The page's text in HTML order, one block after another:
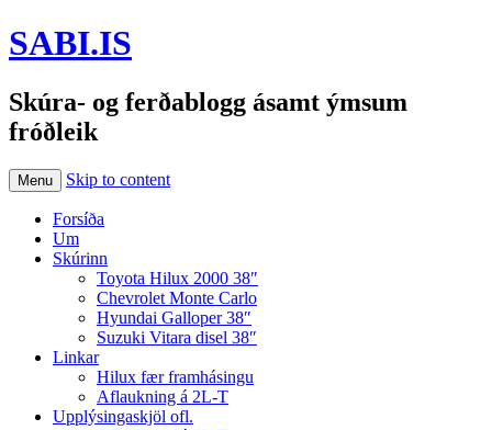
SABI.IS
Skúra- og ferðablogg ásamt ýmsum
fróðleik
Menu Skip to content
Forsíða
Um
Skúrinn
Toyota Hilux 2000 38″
Chevrolet Monte Carlo
Hyundai Galloper 38″
Suzuki Vitara disel 38″
Linkar
Hilux fær framhásingu
Aflaukning á 2L-T
Upplýsingaskjöl ofl.